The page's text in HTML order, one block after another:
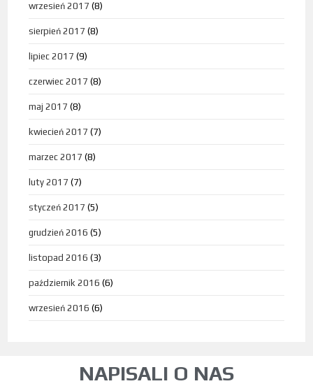
wrzesień 2017 (8)
sierpień 2017 (8)
lipiec 2017 (9)
czerwiec 2017 (8)
maj 2017 (8)
kwiecień 2017 (7)
marzec 2017 (8)
luty 2017 (7)
styczeń 2017 (5)
grudzień 2016 (5)
listopad 2016 (3)
październik 2016 (6)
wrzesień 2016 (6)
NAPISALI O NAS